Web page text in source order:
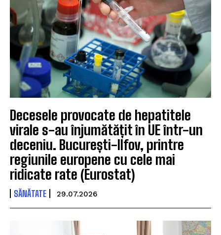
Decesele provocate de hepatitele
virale s-au înjumătățit în UE într-un
deceniu. București-Ilfov, printre
regiunile europene cu cele mai
ridicate rate (Eurostat)
SĂNĂTATE 29.07.2026